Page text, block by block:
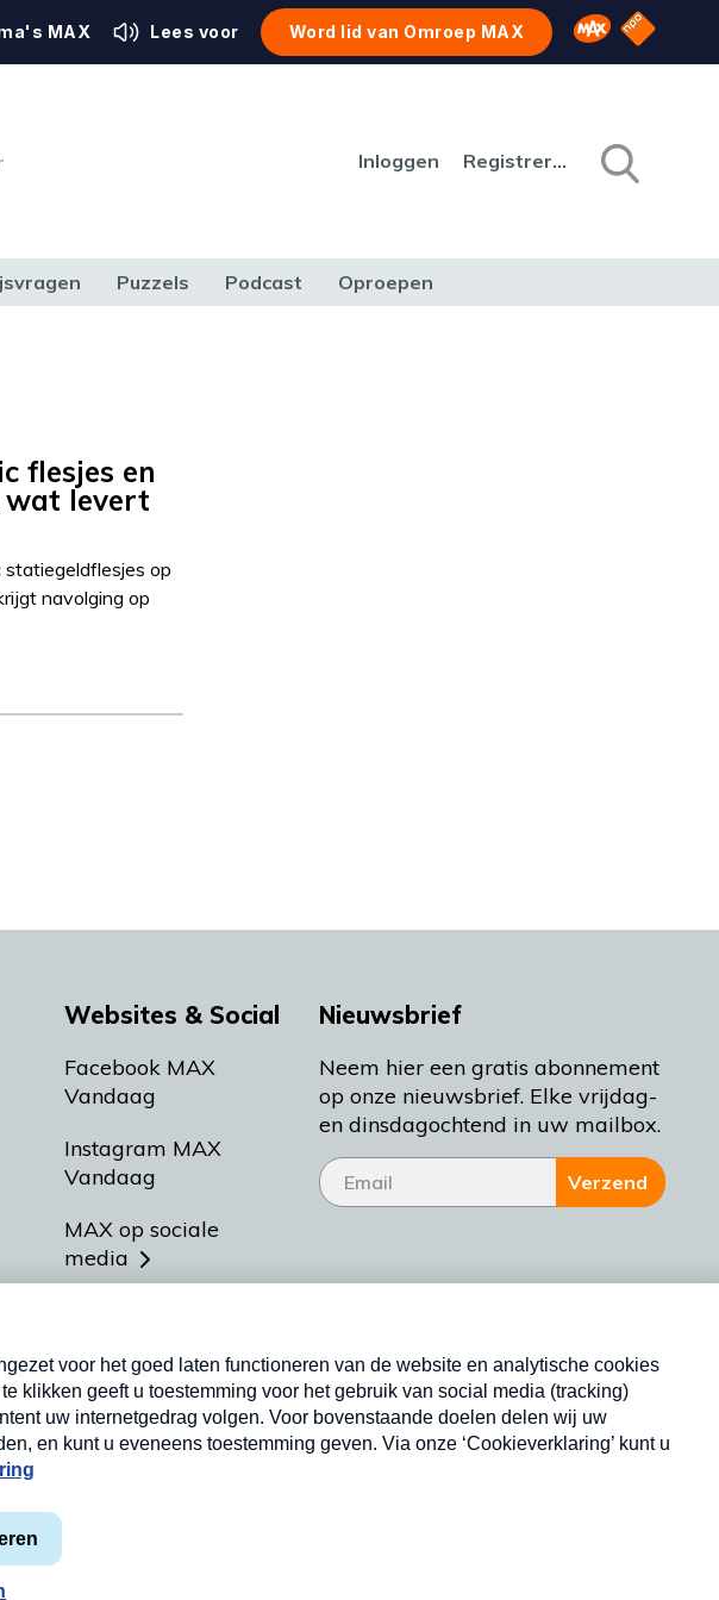
MAX Lees voor Word lid van Omroep MAX Omroep MAX
NPO
Inloggen Registreren
Puzzels Podcast Oproepen
flesjes en
wat levert
op
navolging op
Websites & Social
Facebook MAX
Vandaag
Instagram MAX
Vandaag
MAX op sociale
media
Meldpunt Actueel
Heel Holland Bakt
Nieuwsbrief
Neem hier een gratis abonnement
op onze nieuwsbrief. Elke vrijdag-
en dinsdagochtend in uw mailbox.
Verzend
Nieuwsbrief
Neem hier een gratis abonnement op onze